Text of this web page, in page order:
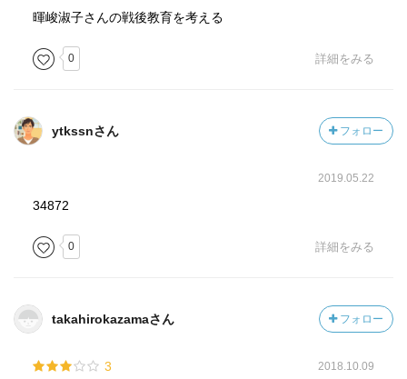
暉峻淑子さんの戦後教育を考える
0 詳細をみる
ytkssnさん フォロー
2019.05.22
34872
0 詳細をみる
takahirokazamaさん フォロー
3 2018.10.09